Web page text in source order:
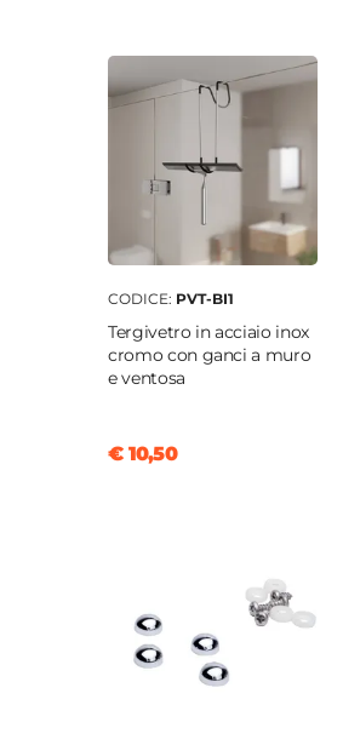
CODICE: PVT-BI1
Tergivetro in acciaio inox
cromo con ganci a muro
e ventosa
€ 10,50